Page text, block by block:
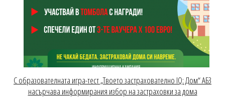
С образователната игра-тест „Твоето застрахователно IQ: Дом“ АБЗ
насърчава информирания избор на застраховки за дома